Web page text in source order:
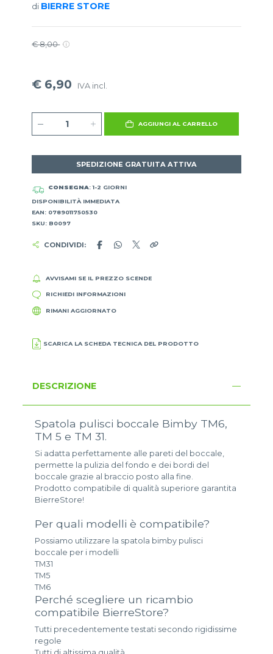
di BIERRE STORE
€ 8,00
€ 6,90 IVA incl.
AGGIUNGI AL CARRELLO
SPEDIZIONE GRATUITA ATTIVA
CONSEGNA: 1-2 GIORNI
DISPONIBILITÀ IMMEDIATA
EAN: 0789011750530
SKU: B0097
CONDIVIDI:
AVVISAMI SE IL PREZZO SCENDE
RICHIEDI INFORMAZIONI
RIMANI AGGIORNATO
SCARICA LA SCHEDA TECNICA DEL PRODOTTO
DESCRIZIONE
Spatola pulisci boccale Bimby TM6,
TM 5 e TM 31.
Si adatta perfettamente alle pareti del boccale,
permette la pulizia del fondo e dei bordi del
boccale grazie al braccio posto alla fine.
Prodotto compatibile di qualità superiore garantita
BierreStore!
Per quali modelli è compatibile?
Possiamo utilizzare la spatola bimby pulisci
boccale per i modelli
TM31
TM5
TM6
Perché scegliere un ricambio
compatibile BierreStore?
Tutti precedentemente testati secondo rigidissime
regole